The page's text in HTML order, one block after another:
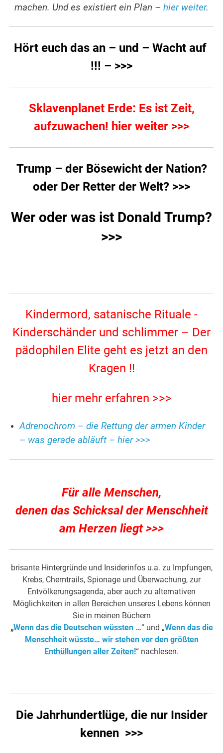
machen. Und es existiert ein Plan – hier weiter.
Hört euch das an – und – Wacht auf
!!! – >>>
Sklavenplanet Erde: Es ist Zeit,
aufzuwachen! hier weiter >>>
Trump – der Bösewicht der Nation?
oder Der Retter der Welt? >>>
Wer oder was ist Donald Trump?
>>>
Kindermord, satanische Rituale -
Kinderschänder und schlimmer – Der
pädophilen Elite geht es jetzt an den
Kragen !!
hier mehr erfahren >>>
Adrenochrom – die Rettung der armen Kinder
– was gerade abläuft – hier >>>
Für alle Menschen,
denen das Schicksal der Menschheit
am Herzen liegt >>>
brisante Hintergründe und Insiderinfos u.a. zu Impfungen,
Krebs, Chemtrails, Spionage und Überwachung, zur
Entvölkerungsagenda, aber auch zu alternativen
Möglichkeiten in allen Bereichen unseres Lebens können
Sie in meinen Büchern
„Wenn das die Deutschen wüssten …“ und „Wenn das die
Menschheit wüsste… wir stehen vor den größten
Enthüllungen aller Zeiten!“ nachlesen.
Die Jahrhundertlüge, die nur Insider
kennen >>>